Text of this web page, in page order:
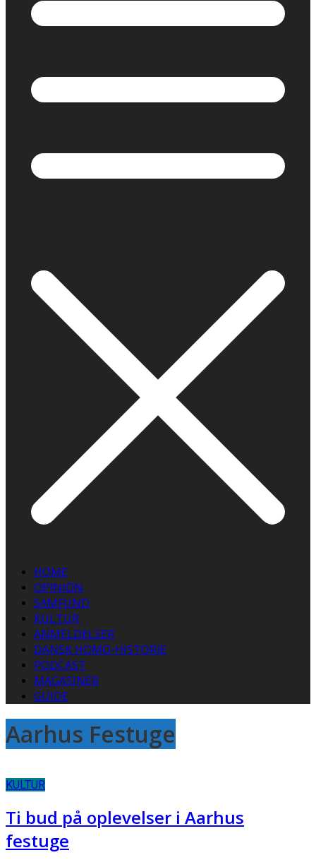
HOME
OPINION
SAMFUND
KULTUR
ANMELDELSER
DANSK HOMO-HISTORIE
PODCAST
MAGASINER
GUIDE
Aarhus Festuge
KULTUR
Ti bud på oplevelser i Aarhus
festuge